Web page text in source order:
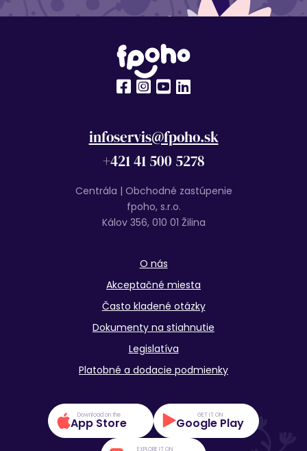
infoservis@fpoho.sk
+421 41 500 5278
Centrála | Obchodné zastúpenie
fpoho, s.r.o.
Kálov 356, 010 01 Žilina
O nás
Akceptačné miesta
Často kladené otázky
Dokumenty na stiahnutie
Legislatíva
Platobné a dodacie podmienky
Download on the
App Store
GET IT ON
Google Play
EXPLORE IT ON